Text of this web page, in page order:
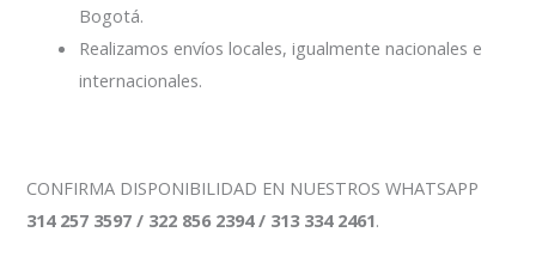
Bogotá.
Realizamos envíos locales, igualmente nacionales e
internacionales.
CONFIRMA DISPONIBILIDAD EN NUESTROS WHATSAPP
314 257 3597 / 322 856 2394 / 313 334 2461.